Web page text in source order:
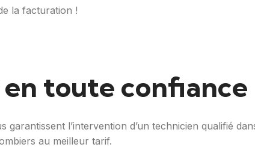
la facturation !
toute confiance
l’intervention d’un technicien qualifié
au meilleur tarif.